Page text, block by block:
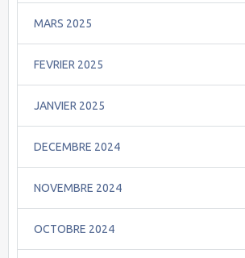
MARS 2025
FEVRIER 2025
JANVIER 2025
DECEMBRE 2024
NOVEMBRE 2024
OCTOBRE 2024